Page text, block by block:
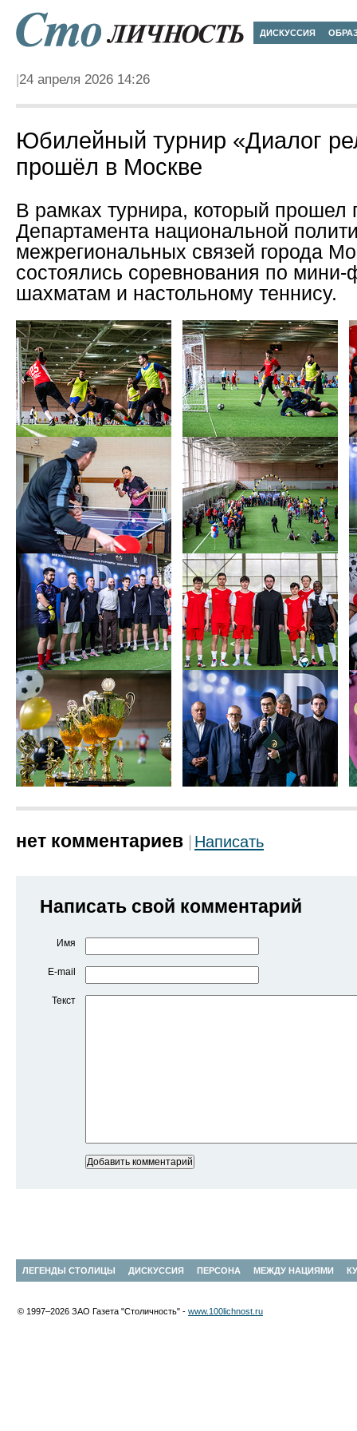
ДИСКУССИЯ
24 апреля 2026 14:26
Юбилейный турнир «Диалог
прошёл в Москве
В рамках турнира, который прошел
Департамента национальной
межрегиональных связей города
состоялись соревнования по мини-
шахматам и настольному теннису.
нет комментариев Написать
Написать свой комментарий
Имя
E-mail
Текст
ЛЕГЕНДЫ СТОЛИЦЫ ДИСКУССИЯ ПЕРСОНА МЕЖДУ НАЦИЯМИ
© 1997–2026 ЗАО Газета "Столичность" - www.100lichnost.ru